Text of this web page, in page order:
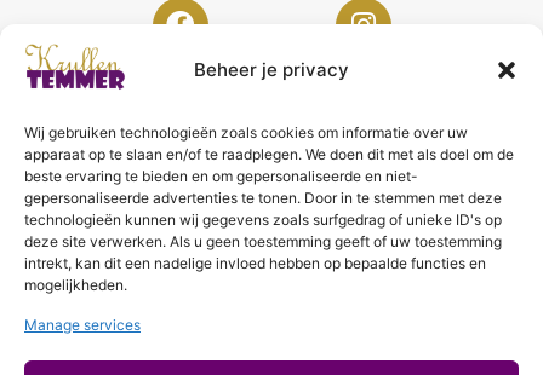
Beheer je privacy
Wij gebruiken technologieën zoals cookies om informatie over uw
apparaat op te slaan en/of te raadplegen. We doen dit met als doel om de
beste ervaring te bieden en om gepersonaliseerde en niet-
gepersonaliseerde advertenties te tonen. Door in te stemmen met deze
technologieën kunnen wij gegevens zoals surfgedrag of unieke ID's op
deze site verwerken. Als u geen toestemming geeft of uw toestemming
intrekt, kan dit een nadelige invloed hebben op bepaalde functies en
mogelijkheden.
Manage services
KrullenTemmer Lelystad
Punter 10 02
8242 DC Lelystad
0643996868